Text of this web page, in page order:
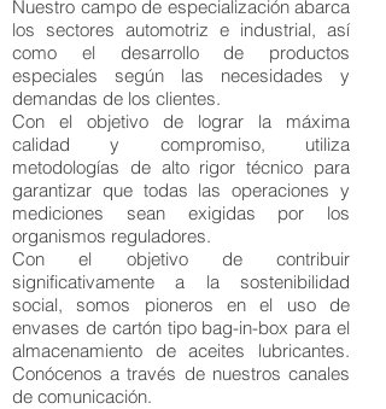
Nuestro campo de especialización abarca
los sectores automotriz e industrial, así
como el desarrollo de productos
especiales según las necesidades y
demandas de los clientes.
Con el objetivo de lograr la máxima
calidad y compromiso, utiliza
metodologías de alto rigor técnico para
garantizar que todas las operaciones y
mediciones sean exigidas por los
organismos reguladores.
Con el objetivo de contribuir
significativamente a la sostenibilidad
social, somos pioneros en el uso de
envases de cartón tipo bag-in-box para el
almacenamiento de aceites lubricantes.
Conócenos a través de nuestros canales
de comunicación.